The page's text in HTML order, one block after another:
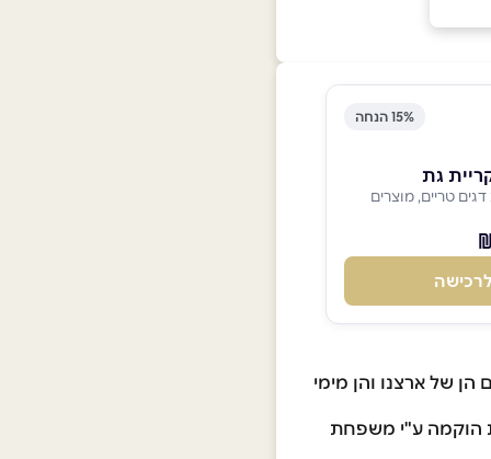
15% הנחה
גת
טריים, מוצרים
לרכישה
הים הן של ארצנו והן מימי
הוקמה ע"י משפחת